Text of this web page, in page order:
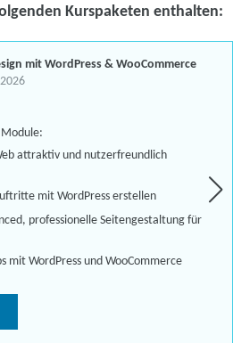
Kurspaketen enthalten:
mit WordPress & WooCommerce
attraktiv und nutzerfreundlich
mit WordPress erstellen
professionelle Seitengestaltung für
mit WordPress und WooCommerce